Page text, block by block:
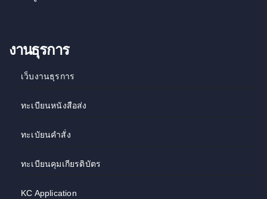
งานธุรการ
เว็บงานธุรการ
ทะเบียนหนังสือส่ง
ทะเบัยนคำสั่ง
ทะเบียนคุมเกียรติบัตร
KC Application